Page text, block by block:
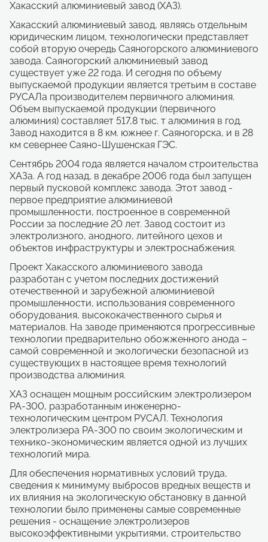
Хакасский алюминиевый завод (ХАЗ).
Хакасский алюминиевый завод, являясь отдельным
юридическим лицом, технологически представляет
собой вторую очередь Саяногорского алюминиевого
завода. Саяногорский алюминиевый завод
существует уже 22 года. И сегодня по объему
выпускаемой продукции является третьим в составе
РУСАЛа производителем первичного алюминия.
Объем выпускаемой продукции (первичного
алюминия) составляет 517,8 тыс. т алюминия в год.
Завод находится в 8 км. южнее г. Саяногорска, и в 28
км севернее Саяно-Шушенская ГЭС.
Сентябрь 2004 года является началом строительства
ХАЗа. А год назад, в декабре 2006 года был запущен
первый пусковой комплекс завода. Этот завод -
первое предприятие алюминиевой
промышленности, построенное в современной
России за последние 20 лет. Завод состоит из
электролизного, анодного, литейного цехов и
объектов инфраструктуры и электроснабжения.
Проект Хакасского алюминиевого завода
разработан с учетом последних достижений
отечественной и зарубежной алюминиевой
промышленности, использования современного
оборудования, высококачественного сырья и
материалов. На заводе применяются прогрессивные
технологии предварительно обожженного анода –
самой современной и экологически безопасной из
существующих в настоящее время технологий
производства алюминия.
ХАЗ оснащен мощным российским электролизером
РА-300, разработанным инженерно-
технологическим центром РУСАЛ. Технология
электролизера РА-300 по своим экологическим и
технико-экономическим является одной из лучших
технологий мира.
Для обеспечения нормативных условий труда,
сведения к минимуму выбросов вредных веществ и
их влияния на экологическую обстановку в данной
технологии было применены самые современные
решения - оснащение электролизеров
высокоэффективными укрытиями, строительство